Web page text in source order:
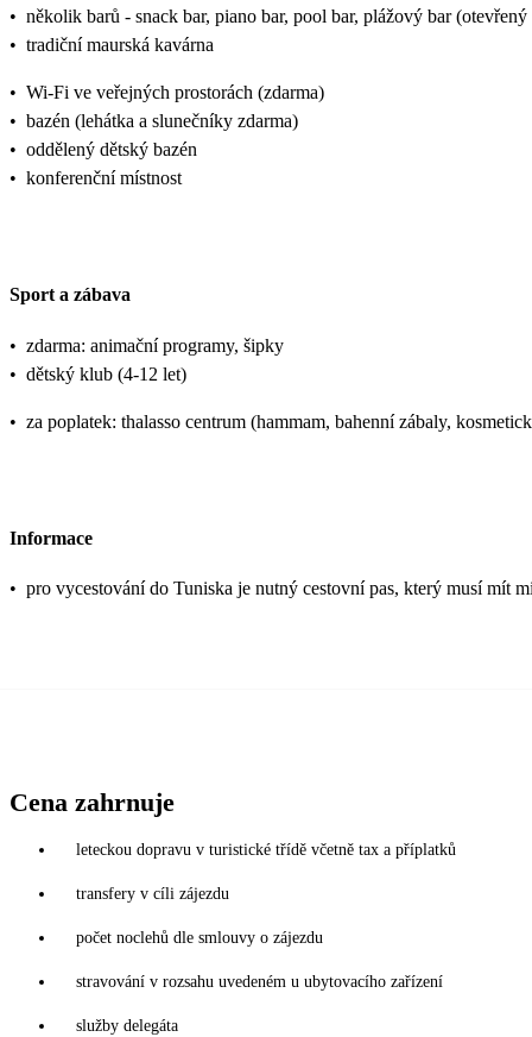
• několik barů - snack bar, piano bar, pool bar, plážový bar
• tradiční maurská kavárna
• Wi-Fi ve veřejných prostorách (zdarma)
• bazén (lehátka a slunečníky zdarma)
• oddělený dětský bazén
• konferenční místnost
Sport a zábava
• zdarma: animační programy, šipky
• dětský klub (4-12 let)
• za poplatek: thalasso centrum (hammam, bahenní zábaly,
Informace
• pro vycestování do Tuniska je nutný cestovní pas, který musí mít
Cena zahrnuje
leteckou dopravu v turistické třídě včetně tax a příplatků
transfery v cíli zájezdu
počet noclehů dle smlouvy o zájezdu
stravování v rozsahu uvedeném u ubytovacího zařízení
služby delegáta